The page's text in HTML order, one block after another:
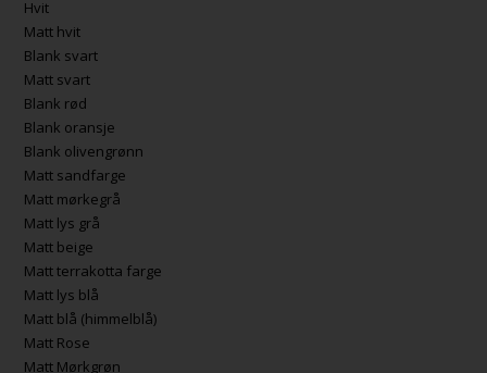
Hvit
Matt hvit
Blank svart
Matt svart
Blank rød
Blank oransje
Blank olivengrønn
Matt sandfarge
Matt mørkegrå
Matt lys grå
Matt beige
Matt terrakotta farge
Matt lys blå
Matt blå (himmelblå)
Matt Rose
Matt Mørkgrøn